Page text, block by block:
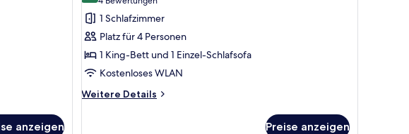
anzeigen
Family
Room
anzeigen
Bewertungen)
1 Schlafzimmer
Platz für 4 Personen
1 King-Bett und 1 Einzel-Schlafsofa
Kostenloses WLAN
Weitere Details
Weitere
Preise anzeigen